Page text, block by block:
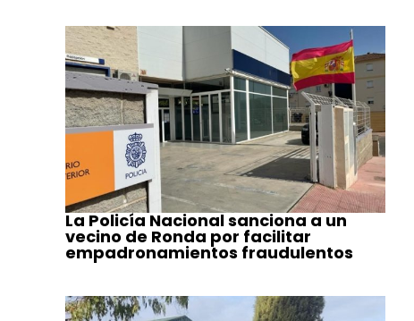
La Policía Nacional sanciona a un
vecino de Ronda por facilitar
empadronamientos fraudulentos